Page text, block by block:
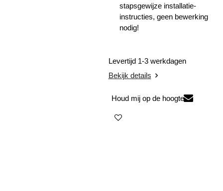
stapsgewijze installatie-
instructies, geen bewerking
nodig!
Levertijd 1-3 werkdagen
Bekijk details
Houd mij op de hoogte